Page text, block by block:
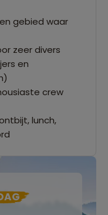
gebied waar
zeer divers
en
crew
lunch,